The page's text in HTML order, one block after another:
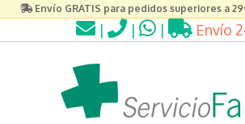
Envío GRATIS para pedidos superiores a
| | | Envío